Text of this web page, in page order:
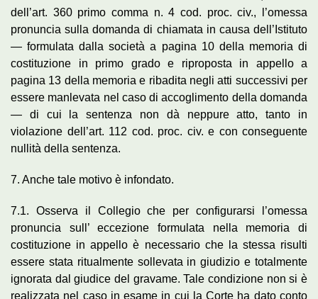
dell’art. 360 primo comma n. 4 cod. proc. civ., l’omessa
pronuncia sulla domanda di chiamata in causa dell’Istituto
— formulata dalla società a pagina 10 della memoria di
costituzione in primo grado e riproposta in appello a
pagina 13 della memoria e ribadita negli atti successivi per
essere manlevata nel caso di accoglimento della domanda
— di cui la sentenza non dà neppure atto, tanto in
violazione dell’art. 112 cod. proc. civ. e con conseguente
nullità della sentenza.
7. Anche tale motivo è infondato.
7.1. Osserva il Collegio che per configurarsi l’omessa
pronuncia sull’ eccezione formulata nella memoria di
costituzione in appello è necessario che la stessa risulti
essere stata ritualmente sollevata in giudizio e totalmente
ignorata dal giudice del gravame. Tale condizione non si è
realizzata nel caso in esame in cui la Corte ha dato conto